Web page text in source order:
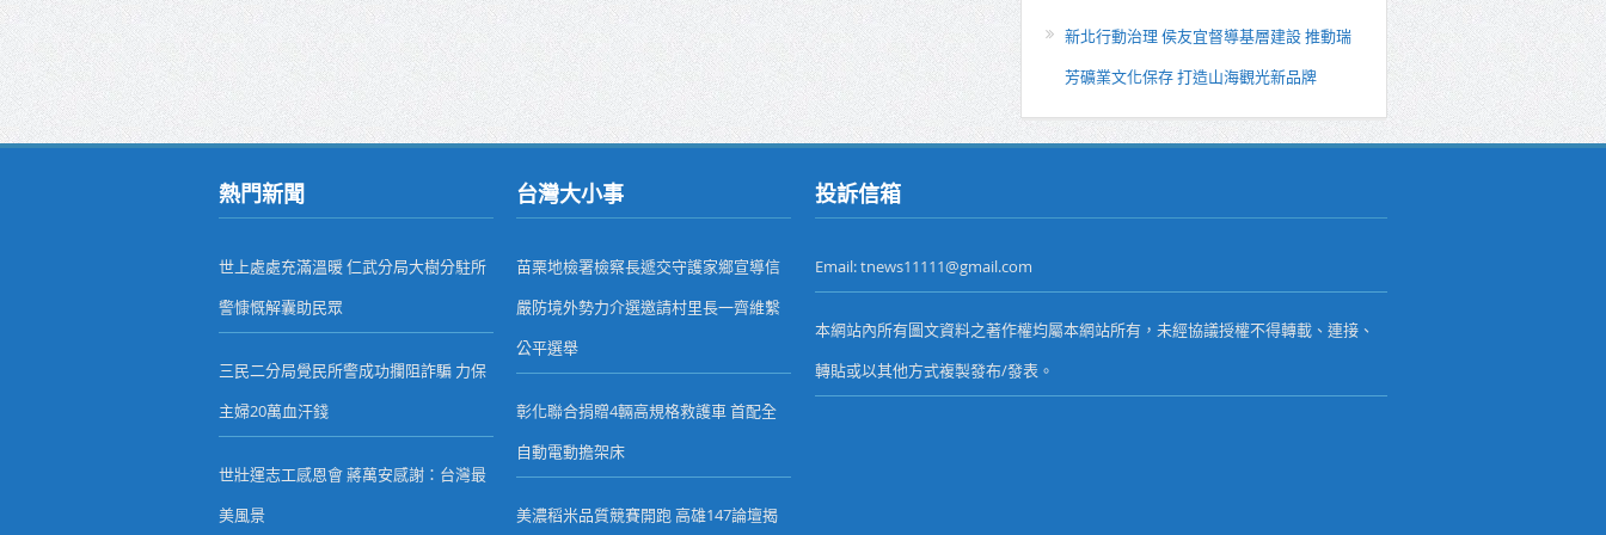
新北行動治理 侯友宜督導基層建設 推動瑞
芳礦業文化保存 打造山海觀光新品牌
熱門新聞
世上處處充滿溫暖 仁武分局大樹分駐所
警慷慨解囊助民眾
三民二分局覺民所警成功攔阻詐騙 力保
主婦20萬血汗錢
世壯運志工感恩會 蔣萬安感謝：台灣最
美風景
台灣大小事
苗栗地檢署檢察長遞交守護家鄉宣導信
嚴防境外勢力介選邀請村里長一齊維繫
公平選舉
彰化聯合捐贈4輛高規格救護車 首配全
自動電動擔架床
美濃稻米品質競賽開跑 高雄147論壇揭
投訴信箱
Email: tnews11111@gmail.com
本網站內所有圖文資料之著作權均屬本網站所有，未經協議授權不得轉載、連接、
轉貼或以其他方式複製發布/發表。